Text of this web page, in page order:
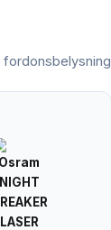
fordonsbelysning